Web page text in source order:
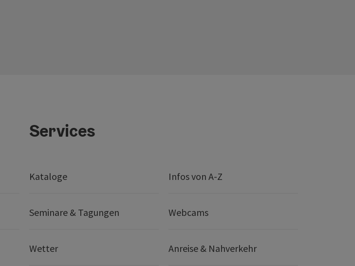
Services
Kataloge Infos von A-Z
Seminare & Tagungen Webcams
Wetter Anreise & Nahverkehr